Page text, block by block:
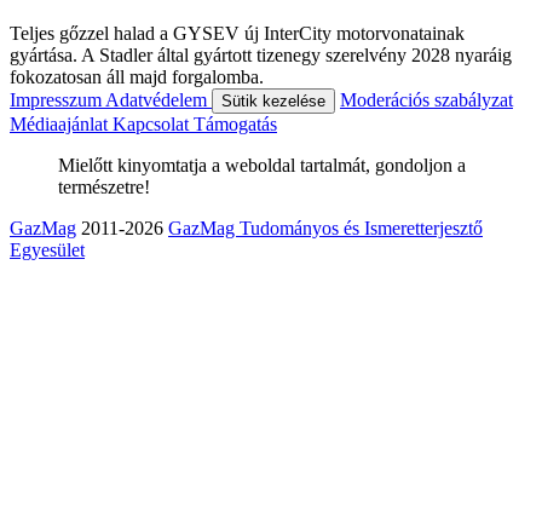
Teljes gőzzel halad a GYSEV új InterCity motorvonatainak
gyártása. A Stadler által gyártott tizenegy szerelvény 2028 nyaráig
fokozatosan áll majd forgalomba.
Impresszum Adatvédelem Sütik kezelése
Moderációs szabályzat
Médiaajánlat Kapcsolat Támogatás
Mielőtt kinyomtatja a weboldal tartalmát, gondoljon a
természetre!
GazMag 2011-2026 GazMag Tudományos és Ismeretterjesztő
Egyesület